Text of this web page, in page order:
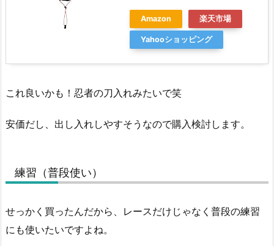
Amazon 楽天市場
Yahooショッピング
これ良いかも！忍者の刀入れみたいで笑
安価だし、出し入れしやすそうなので購入検討します。
練習（普段使い）
せっかく買ったんだから、レースだけじゃなく普段の練習
にも使いたいですよね。